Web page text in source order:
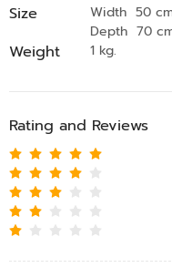
Size Width 50
Depth 70
Weight 1 kg.
Rating and Reviews